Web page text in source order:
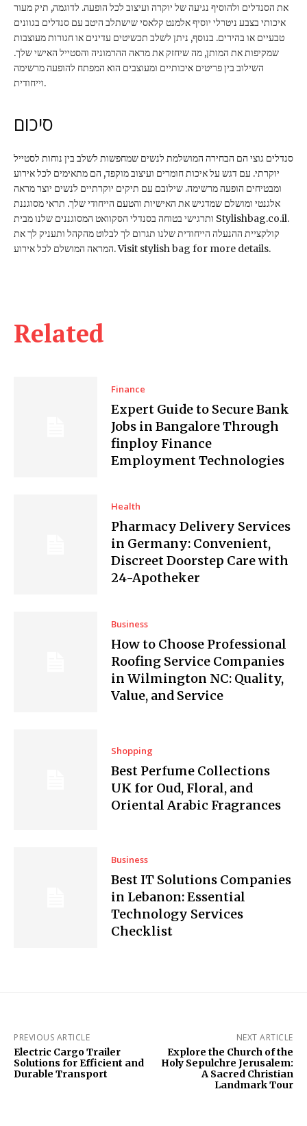
Related
Finance
Expert Guide to Secure Bank
Jobs in Bangalore Through
finploy Finance
Employment Technologies
Health
Pharmacy Delivery Services
in Germany: Convenient,
Discreet Doorstep Care with
24-Apotheker
Business
How to Choose Professional
Roofing Service Companies
in Wilmington NC: Quality,
Value, and Service
Shopping
Best Perfume Collections
UK for Oud, Floral, and
Oriental Arabic Fragrances
Business
Best IT Solutions Companies
in Lebanon: Essential
Technology Services
Checklist
את הסנדלים ולהוסיף נגיעה של יוקרה ועיצוב לכל הופעה. לדוגמה, תיק מעור
איכותי בצבע ניטרלי יוסיף אלמנט קלאסי שישתלב היטב עם סנדלים בגוונים
טבעיים או בהירים. בנוסף, ניתן לשלב תכשיטים עדינים או חגורות מעוצבות
שמקיפות את המותן, מה שיחזק את מראה ההרמוניה והסטייל האישי שלך.
השילוב בין פריטים איכותיים ומעוצבים הוא המפתח להופעה מרשימה
וייחודית.
סיכום
סנדלים גוצי הם הבחירה המושלמת לנשים שמחפשות לשלב בין נוחות לסטייל
יוקרתי. עם דגש על איכות חומרים ועיצוב מוקפד, הם מתאימים לכל אירוע
ומבטיחים הופעה מרשימה. שילובם עם תיקים יוקרתיים לנשים יוצר מראה
אלגנטי ומושלם שמדגיש את האישיות והטעם הייחודי שלך. תראי מסוגננת
ותרגישי בטוחה בסנדלי הסקוואט המסוגננים שלנו מבית Stylishbag.co.il.
קולקציית ההנעלה הייחודית שלנו תגרום לך לבלוט מהקהל ותעניק לך את
המראה המושלם לכל אירוע. Visit stylish bag for more details.
PREVIOUS ARTICLE
Electric Cargo Trailer
Solutions for Efficient and
Durable Transport
NEXT ARTICLE
Explore the Church of the
Holy Sepulchre Jerusalem:
A Sacred Christian
Landmark Tour